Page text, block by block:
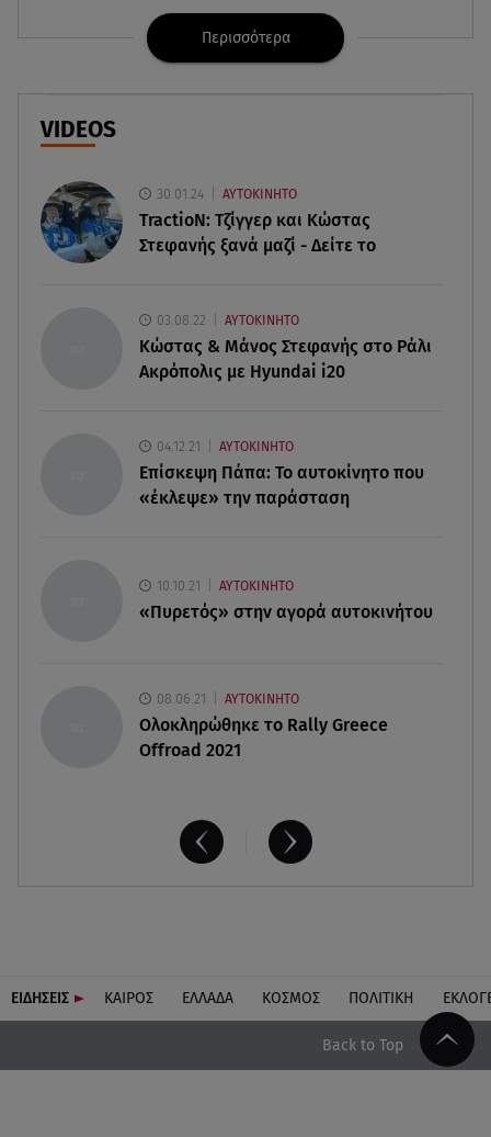
νόστιμες καλοκαιρινές συνταγές
Καιρός: Red Code σε Αττική και άλλες 5 περιοχές
09.08.26 , 09:15
Rekord C
09.08.26 , 09:03
09.08.26 , 08:44
Σοβαρό τροχαίο στο Λαγονήσι: Τραυματίες δύο
09.08.26 , 03:00
Εορτολόγιο: Ποιοι γιορτάζουν στις 9 Αυγούστου
από μεζονέτα
Περισσότερα
VIDEOS
30.01.24 ΑΥΤΟΚΙΝΗΤΟ
TractioN: Τζίγγερ και Κώστας
Στεφανής ξανά μαζί - Δείτε το
03.08.22 ΑΥΤΟΚΙΝΗΤΟ
Κώστας & Μάνος Στεφανής στο Ράλι
Ακρόπολις με Hyundai i20
04.12.21 ΑΥΤΟΚΙΝΗΤΟ
Επίσκεψη Πάπα: Το αυτοκίνητο που
«έκλεψε» την παράσταση
10.10.21 ΑΥΤΟΚΙΝΗΤΟ
«Πυρετός» στην αγορά αυτοκινήτου
08.06.21 ΑΥΤΟΚΙΝΗΤΟ
Ολοκληρώθηκε το Rally Greece
Offroad 2021
ΕΙΔΗΣΕΙΣ ΚΑΙΡΟΣ ΕΛΛΑΔΑ ΚΟΣΜΟΣ ΠΟΛΙΤΙΚΗ
Back to Top